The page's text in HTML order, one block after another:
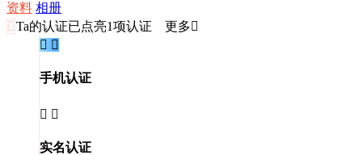
资料 相册
 Ta的认证已点亮1项认证 更多
 
手机认证
 
实名认证